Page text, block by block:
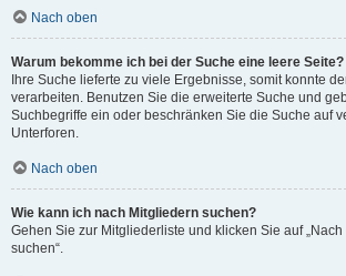
Nach oben
Warum bekomme ich bei der Suche eine leere Seite?
Ihre Suche lieferte zu viele Ergebnisse, somit konnte
verarbeiten. Benutzen Sie die erweiterte Suche und
Suchbegriffe ein oder beschränken Sie die Suche auf
Unterforen.
Nach oben
Wie kann ich nach Mitgliedern suchen?
Gehen Sie zur Mitgliederliste und klicken Sie auf
suchen“.